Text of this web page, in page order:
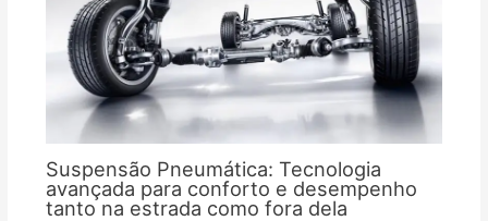
Suspensão Pneumática: Tecnologia
avançada para conforto e desempenho
tanto na estrada como fora dela